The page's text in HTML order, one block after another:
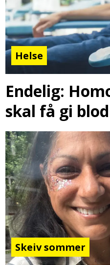
Helse
Endelig:
skal få gi blod
Skeiv sommer